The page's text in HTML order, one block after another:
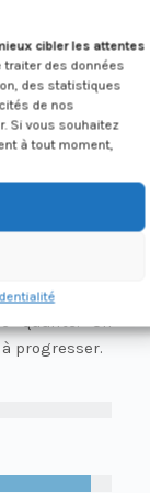
cibler les attentes
traiter des données
des statistiques
de nos
Si vous souhaitez
à tout moment,
illit de
et articles
de
(De
!) pour
qualité. Un
progresser.